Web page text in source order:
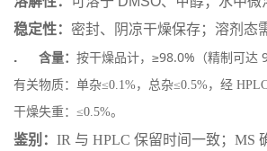
稳定性： 密封、阴凉干燥保存；溶剂态
.
含量： 按干燥品计，≥98.0%（精制可达
有关物质：单杂≤0.1%，总杂≤0.5%，经 HPLC
干燥失重：≤0.5%。
鉴别 ： IR 与 HPLC 保留时间一致；MS